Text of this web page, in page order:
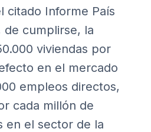
citado Informe País
de cumplirse, la
viviendas por
en el mercado
empleos directos,
cada millón de
en el sector de la